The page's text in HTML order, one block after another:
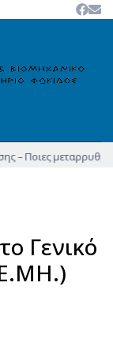
Γενικό